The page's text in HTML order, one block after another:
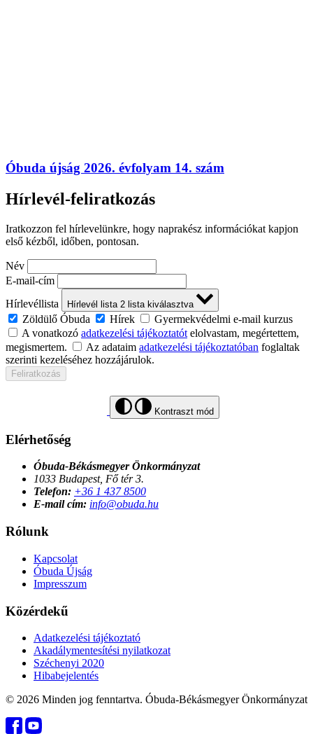
Óbuda újság 2026. évfolyam 14. szám
Hírlevél-feliratkozás
Iratkozzon fel hírlevelünkre, hogy naprakész információkat kapjon
első kézből, időben, pontosan.
Név
E-mail-cím
Hírlevéllista
Hírlevél lista 2 lista kiválasztva
Zöldülő Óbuda Hírek
Gyermekvédelmi e-mail kurzus
A vonatkozó adatkezelési tájékoztatót elolvastam, megértettem,
megismertem.
Az adataim adatkezelési tájékoztatóban foglaltak
szerinti kezeléséhez hozzájárulok.
Feliratkozás
Kontraszt mód
Elérhetőség
Óbuda-Békásmegyer Önkormányzat
1033 Budapest, Fő tér 3.
Telefon: +36 1 437 8500
E-mail cím: info@obuda.hu
Rólunk
Kapcsolat
Óbuda Újság
Impresszum
Közérdekű
Adatkezelési tájékoztató
Akadálymentesítési nyilatkozat
Széchenyi 2020
Hibabejelentés
© 2026 Minden jog fenntartva. Óbuda-Békásmegyer Önkormányzat